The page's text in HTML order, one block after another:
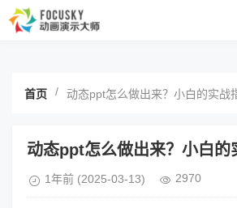
首页 / 动态ppt怎么做出来？小白的实战
动态ppt怎么做出来？小白的
1年前 (2025-03-13) 2970